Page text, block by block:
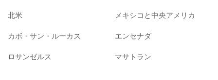
北米 メキシコと中央アメリカ
カボ・サン・ルーカス エンセナダ
ロサンゼルス マサトラン